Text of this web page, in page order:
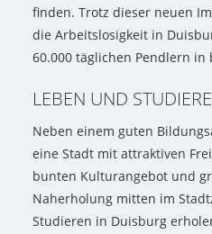
finden. Trotz dieser neuen
die Arbeitslosigkeit in
60.000 täglichen Pendlern
LEBEN UND
Neben einem guten
eine Stadt mit attraktiven
bunten Kulturangebot und
Naherholung mitten im
Studieren in Duisburg